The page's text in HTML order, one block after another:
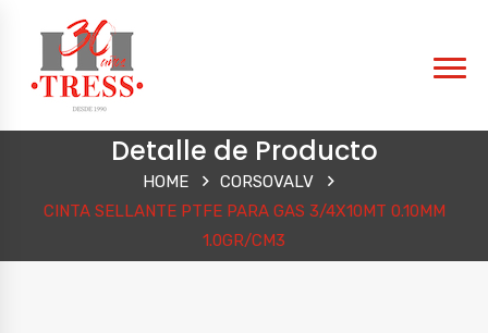
Detalle de Producto
HOME
CORSOVALV
CINTA SELLANTE PTFE PARA GAS 3/4X10MT 0.10MM
1.0GR/CM3